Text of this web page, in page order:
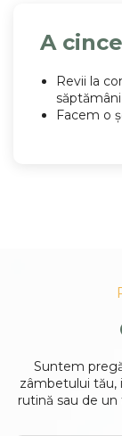
A
Revii la
Facem o
Suntem
zâmbetului tău,
rutină sau de